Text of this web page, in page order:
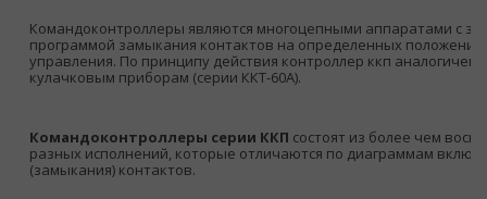
Командоконтроллеры являются многоцепными аппаратами с
программой замыкания контактов на определенных
управления. По принципу действия контроллер ккп аналогичен
кулачковым приборам (серии ККТ-60А).
Командоконтроллеры серии ККП состоят из более чем
разных исполнений, которые отличаются по диаграммам
(замыкания) контактов.